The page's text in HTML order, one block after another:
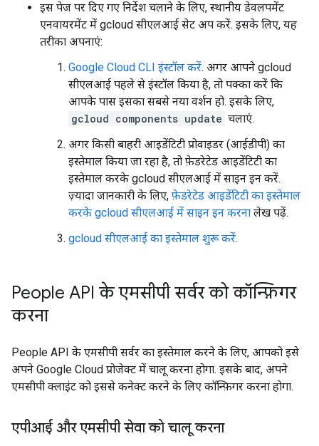
इस पेज पर दिए गए निर्देश चलाने के लिए, स्थानीय डेवलपमेंट
एनवायरमेंट में gcloud सीएलआई सेट अप करें. इसके लिए, यह
तरीका अपनाएं:
Google Cloud CLI इंस्टॉल करें. अगर आपने gcloud
सीएलआई पहले से इंस्टॉल किया है, तो पक्का करें कि
आपके पास इसका सबसे नया वर्शन हो. इसके लिए,
gcloud components update चलाएं.
अगर किसी बाहरी आइडेंटिटी प्रोवाइडर (आईडीपी) का
इस्तेमाल किया जा रहा है, तो फ़ेडरेटेड आइडेंटिटी का
इस्तेमाल करके gcloud सीएलआई में साइन इन करें.
ज़्यादा जानकारी के लिए, फ़ेडरेटेड आइडेंटिटी का इस्तेमाल
करके gcloud सीएलआई में साइन इन करना लेख पढ़ें.
gcloud सीएलआई का इस्तेमाल शुरू करें.
People API के एमसीपी सर्वर को कॉन्फ़िगर
करना
People API के एमसीपी सर्वर का इस्तेमाल करने के लिए, आपको इसे
अपने Google Cloud प्रोजेक्ट में चालू करना होगा. इसके बाद, अपने
एमसीपी क्लाइंट को इससे कनेक्ट करने के लिए कॉन्फ़िगर करना होगा.
एपीआई और एमसीपी सेवा को चालू करना